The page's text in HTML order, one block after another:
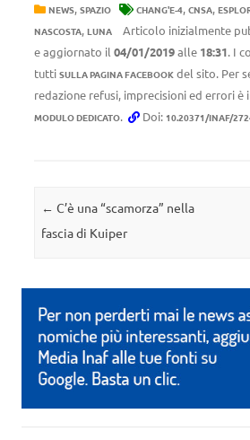
NEWS, SPAZIO CHANG'E-4, CNSA,
NASCOSTA, LUNA Articolo inizialmente
e aggiornato il 04/01/2019alle 18:31. I
tutti SULLA PAGINA FACEBOOK del sito. Per
redazione refusi, imprecisioni ed errori è
MODULO DEDICATO. Doi: 10.20371/INAF/
Navigazione articolo
← C’è una “scamorza” nella
fascia di Kuiper